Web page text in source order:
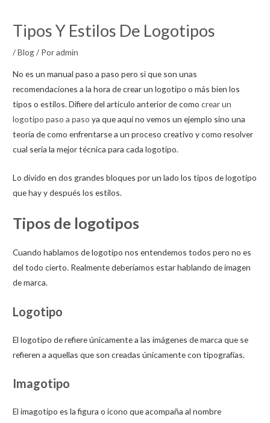
Tipos Y Estilos De Logotipos
/Blog/ Poradmin
No es un manual paso a paso pero si que son unas
recomendaciones a la hora de crear un logotipo o más bien los
tipos o estilos. Difiere del articulo anterior de como crear un
logotipo paso a paso ya que aquí no vemos un ejemplo sino una
teoría de como enfrentarse a un proceso creativo y como resolver
cual sería la mejor técnica para cada logotipo.
Lo divido en dos grandes bloques por un lado los tipos de logotipo
que hay y después los estilos.
Tipos de logotipos
Cuando hablamos de logotipo nos entendemos todos pero no es
del todo cierto. Realmente deberíamos estar hablando de imagen
de marca.
Logotipo
El logotipo de refiere únicamente a las imágenes de marca que se
refieren a aquellas que son creadas únicamente con tipografías.
Imagotipo
El imagotipo es la figura o icono que acompaña al nombre